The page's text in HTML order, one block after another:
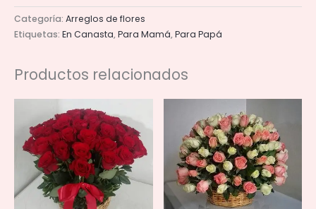
Frutal
cantidad
Categoría: Arreglos de flores
Etiquetas: En Canasta,Para Mamá,Para Papá
Productos relacionados